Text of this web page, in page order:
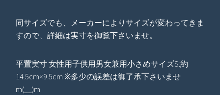
同サイズでも、メーカーによりサイズが変わってきま
すので、詳細は実寸を御覧下さいませ。
平置実寸 女性用子供用男女兼用小さめサイズS:約
14.5cm×9.5cm ※多少の誤差は御了承下さいませ
m(__)m